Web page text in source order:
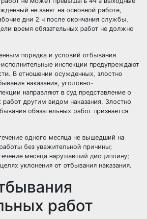
не занят на основной работе,
дни 2 ч после окончания службы,
время обязательных работ не должно
порядка и условий отбывания
исполнительные инспекции предупреждают
В отношении осужденных, злостно
наказания, уголовно-
направляют в суд представление о
работ другим видом наказания. Злостно
обязательных работ признается
одного месяца не вышедший на
без уважительной причины;
месяца нарушавший дисциплину;
уклонения от отбывания наказания.
работ